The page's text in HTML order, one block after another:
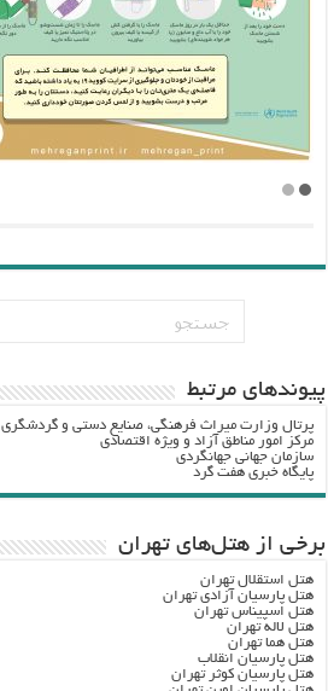
پيوندهاي مرتبط
پرتال وزارت ميراث فرهنگي، صنایع دستی و گردشگري
مرکز امور مناطق آزاد و ویژه اقتصادی
سازمان جهانی جهانگردی
پایگاه خبری هفت گرد
برخی از هتل‌های تهران
هتل استقلال تهران
هتل پارسیان آزادی تهران
هتل اسپیناس تهران
هتل لاله تهران
هتل هما تهران
هتل پارسیان انقلاب
هتل پارسیان کوثر تهران